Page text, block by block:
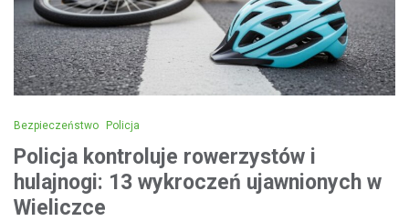
Bezpieczeństwo Policja
Policja kontroluje rowerzystów i
hulajnogi: 13 wykroczeń ujawnionych w
Wieliczce